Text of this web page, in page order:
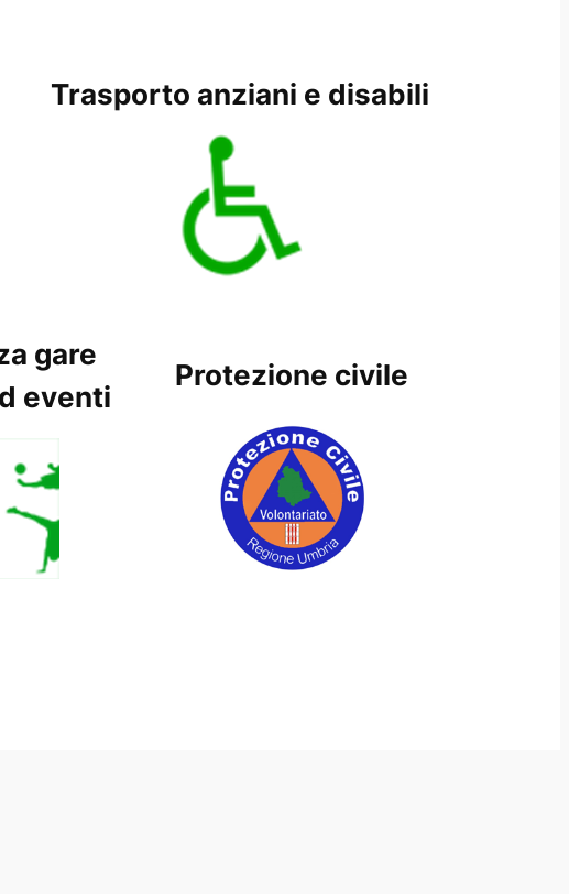
Trasporto anziani e disabili
gare
eventi
Protezione civile